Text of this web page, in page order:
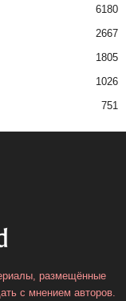
6180
2667
1805
1026
751
размещённые
с мнением авторов.